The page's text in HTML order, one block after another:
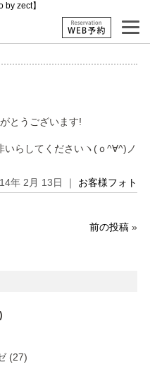
zect】
とうございます!
いらしてくださいヽ(ｏ^∀^)ノ
年 2月 13日 ｜ お客様フォト
前の投稿 »
(27)